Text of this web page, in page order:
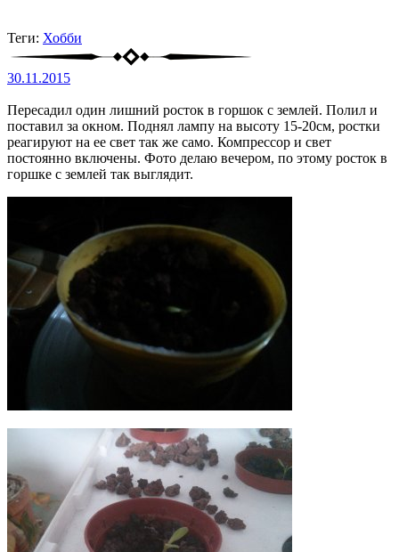
Теги: Хобби
30.11.2015
Пересадил один лишний росток в горшок с землей. Полил и
поставил за окном. Поднял лампу на высоту 15-20см, ростки
реагируют на ее свет так же само. Компрессор и свет
постоянно включены. Фото делаю вечером, по этому росток в
горшке с землей так выглядит.